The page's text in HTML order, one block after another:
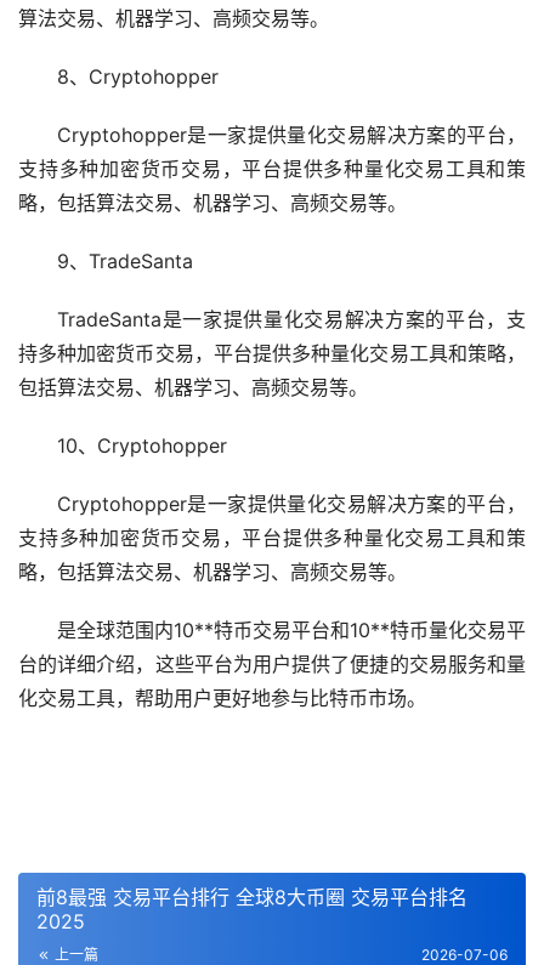
算法交易、机器学习、高频交易等。
8、Cryptohopper
Cryptohopper是一家提供量化交易解决方案的平台，
支持多种加密货币交易，平台提供多种量化交易工具和策
略，包括算法交易、机器学习、高频交易等。
9、TradeSanta
TradeSanta是一家提供量化交易解决方案的平台，支
持多种加密货币交易，平台提供多种量化交易工具和策略，
包括算法交易、机器学习、高频交易等。
10、Cryptohopper
Cryptohopper是一家提供量化交易解决方案的平台，
支持多种加密货币交易，平台提供多种量化交易工具和策
略，包括算法交易、机器学习、高频交易等。
是全球范围内10**特币交易平台和10**特币量化交易平
台的详细介绍，这些平台为用户提供了便捷的交易服务和量
化交易工具，帮助用户更好地参与比特币市场。
前8最强 交易平台排行 全球8大币圈 交易平台排名
2025
上一篇 2026-07-06